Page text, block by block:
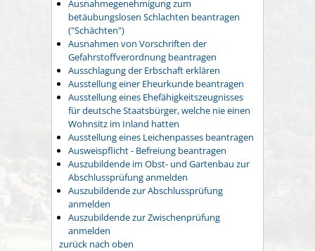
Ausnahmegenehmigung zum
betäubungslosen Schlachten beantragen
("Schächten")
Ausnahmen von Vorschriften der
Gefahrstoffverordnung beantragen
Ausschlagung der Erbschaft erklären
Ausstellung einer Eheurkunde beantragen
Ausstellung eines Ehefähigkeitszeugnisses
für deutsche Staatsbürger, welche nie einen
Wohnsitz im Inland hatten
Ausstellung eines Leichenpasses beantragen
Ausweispflicht - Befreiung beantragen
Auszubildende im Obst- und Gartenbau zur
Abschlussprüfung anmelden
Auszubildende zur Abschlussprüfung
anmelden
Auszubildende zur Zwischenprüfung
anmelden
zurück nach oben